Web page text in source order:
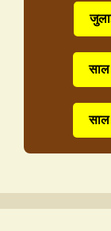
साल
साल